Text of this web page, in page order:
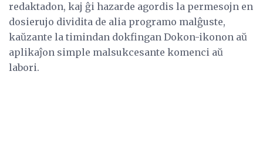
redaktadon, kaj ĝi hazarde agordis la permesojn en
dosierujo dividita de alia programo malĝuste,
kaŭzante la timindan dokfingan Dokon-ikonon aŭ
aplikaĵon simple malsukcesante komenci aŭ
labori.